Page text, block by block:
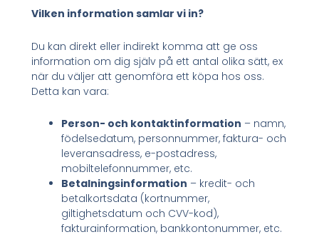
Vilken information samlar vi in?
Du kan direkt eller indirekt komma att ge oss
information om dig själv på ett antal olika sätt, ex
när du väljer att genomföra ett köpa hos oss.
Detta kan vara:
Person- och kontaktinformation – namn,
födelsedatum, personnummer, faktura- och
leveransadress, e-postadress,
mobiltelefonnummer, etc.
Betalningsinformation – kredit- och
betalkortsdata (kortnummer,
giltighetsdatum och CVV-kod),
fakturainformation, bankkontonummer, etc.